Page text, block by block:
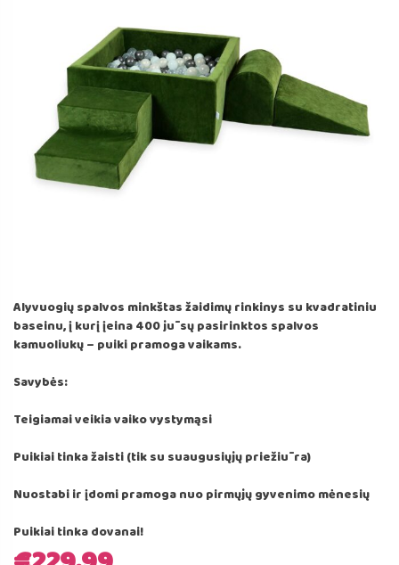
Alyvuogių spalvos minkštas žaidimų rinkinys su kvadratiniu
baseinu, į kurį įeina 400 jūsų pasirinktos spalvos
kamuoliukų – puiki pramoga vaikams.
Savybės:
Teigiamai veikia vaiko vystymąsi
Puikiai tinka žaisti (tik su suaugusiųjų priežiūra)
Nuostabi ir įdomi pramoga nuo pirmųjų gyvenimo mėnesių
Puikiai tinka dovanai!